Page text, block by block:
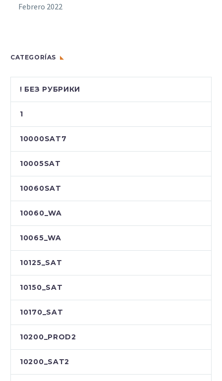
Febrero 2022
CATEGORÍAS
! БЕЗ РУБРИКИ
1
10000SAT7
10005SAT
10060SAT
10060_WA
10065_WA
10125_SAT
10150_SAT
10170_SAT
10200_PROD2
10200_SAT2